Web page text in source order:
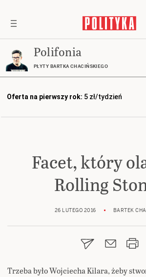
Polifonia
PŁYTY BARTKA CHACIŃSKIEGO
Oferta na pierwszy rok: 5 zł/tydzień
Facet, który
Rolling
26 LUTEGO 2016 BARTEK
Trzeba było Wojciecha Kilara, żeby